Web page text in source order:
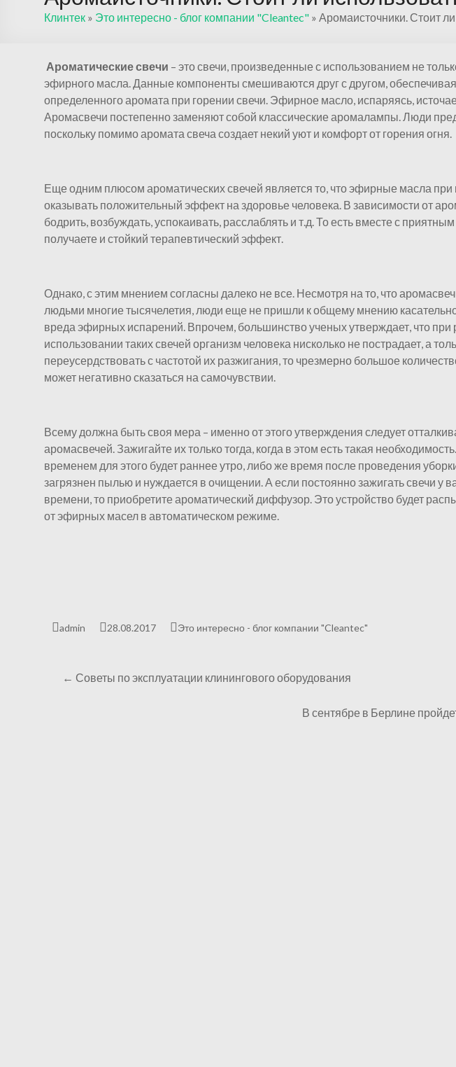
Клинтек » Это интересно - блог компании "Cleantec" » Аромаисточники. Стоит
Ароматические свечи – это свечи, произведенные с использованием не
эфирного масла. Данные компоненты смешиваются друг с другом,
определенного аромата при горении свечи. Эфирное масло, испаряясь,
Аромасвечи постепенно заменяют собой классические аромалампы. Люди
поскольку помимо аромата свеча создает некий уют и комфорт от горения огня.
Еще одним плюсом ароматических свечей является то, что эфирные масла
оказывать положительный эффект на здоровье человека. В зависимости от
бодрить, возбуждать, успокаивать, расслаблять и т.д. То есть вместе с
получаете и стойкий терапевтический эффект.
Однако, с этим мнением согласны далеко не все. Несмотря на то, что
людьми многие тысячелетия, люди еще не пришли к общему мнению
вреда эфирных испарений. Впрочем, большинство ученых утверждает, что
использовании таких свечей организм человека нисколько не пострадает, а
переусердствовать с частотой их разжигания, то чрезмерно большое
может негативно сказаться на самочувствии.
Всему должна быть своя мера – именно от этого утверждения следует
аромасвечей. Зажигайте их только тогда, когда в этом есть такая
временем для этого будет раннее утро, либо же время после проведения
загрязнен пылью и нуждается в очищении. А если постоянно зажигать свечи у
времени, то приобретите ароматический диффузор. Это устройство будет
от эфирных масел в автоматическом режиме.
admin 28.08.2017 Это интересно - блог компании "Cleantec"
← Советы по эксплуатации клинингового оборудования
В сентябре в Берлине